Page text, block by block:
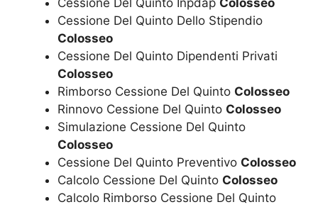
Cessione Del Quinto Dello Stipendio
Colosseo
Cessione Del Quinto Dipendenti Privati
Colosseo
Rimborso Cessione Del Quinto Colosseo
Rinnovo Cessione Del Quinto Colosseo
Simulazione Cessione Del Quinto
Colosseo
Cessione Del Quinto Preventivo Colosseo
Calcolo Cessione Del Quinto Colosseo
Calcolo Rimborso Cessione Del Quinto